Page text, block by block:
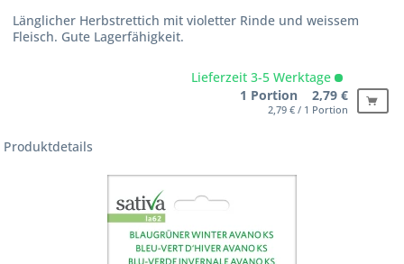
Länglicher Herbstrettich mit violetter Rinde und weissem
Fleisch. Gute Lagerfähigkeit.
Lieferzeit 3-5 Werktage
1 Portion 2,79 €
2,79 € / 1 Portion
Produktdetails